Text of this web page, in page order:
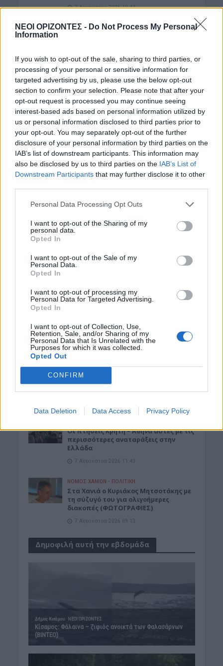
ΝΕΟΙ ΟΡΙΖΟΝΤΕΣ - Do Not Process My Personal
Information
If you wish to opt-out of the sale, sharing to third parties, or
processing of your personal or sensitive information for
targeted advertising by us, please use the below opt-out
section to confirm your selection. Please note that after your
opt-out request is processed you may continue seeing
interest-based ads based on personal information utilized by
us or personal information disclosed to third parties prior to
your opt-out. You may separately opt-out of the further
disclosure of your personal information by third parties on the
IAB’s list of downstream participants. This information may
also be disclosed by us to third parties on the IAB’s List of
Downstream Participants that may further disclose it to other
Personal Data Processing Opt Outs
I want to opt-out of the Sharing of my
personal data.
Opted In
I want to opt-out of the Sale of my
Personal Data.
Opted In
I want to opt-out of processing my
Personal Data for Targeted Advertising.
Opted In
I want to opt-out of Collection, Use,
Retention, Sale, and/or Sharing of my
Personal Data that Is Unrelated with the
Purposes for which it was collected.
Opted Out
CONFIRM
Data Deletion Data Access Privacy Policy
7 Αυγούστου 2026 12:44
ΝΟΜΌΣ ΧΑΝΊΩΝ • ΠΟΛΙΤΙΚΗ
7 Αυγούστου 2026 12:41
ΚΡΗΤΗ • ΤΟΥΡΙΣΜΟΣ
Κρήτη: Τουριστική «έκρηξη» με
εργαζόμενους στα όριά τους – Οι
καταγγελίες για ελλείψεις, πίεση και
ωράρια
7 Αυγούστου 2026 12:14
ΕΚΚΛΗΣΙΑ • ΕΛΛΑΔΑ
7η Αυγούστου 626 μ.Χ.: Η νύχτα που
“γεννήθηκε” ο Ακάθιστος Ύμνος στην
Κωνσταντινούπολη
ΝΟΜΌΣ ΧΑΝΊΩΝ
ηλιοθεραπεία και πέθανε!
ΓΕΎΣΗ - ΨΥΧΑΓΩΓΊΑ • ΝΟΜΌΣ ΧΑΝΊΩΝ
Χανιά: Η παράσταση «Ο Σώζων
7 Αυγούστου 2026 12:02
Xανιά: Παράσταση Καραγκιόζη στο
Αμφιθέατρο Λενταριανών
7 Αυγούστου 2026 11:50
Κρήτη: Εξιχνιάστηκαν οι εμπρησμοί –
Οι πτήσεις Κρήτη – Αθήνα αυτές με τις
περισσότερες αναταράξεις στην
Ελλάδα
7 Αυγούστου 2026 11:43
ΝΟΜΌΣ ΧΑΝΊΩΝ • ΠΟΛΙΤΙΚΗ
Στα Χανιά ο Κυριάκος Μητσοτάκης με
τη σύζυγό του για ολιγοήμερες
διακοπές (ΦΩΤΟΓΡΑΦΙΕΣ)
7 Αυγούστου 2026 09:13
Δημοφιλή αυτή την εβδομάδα